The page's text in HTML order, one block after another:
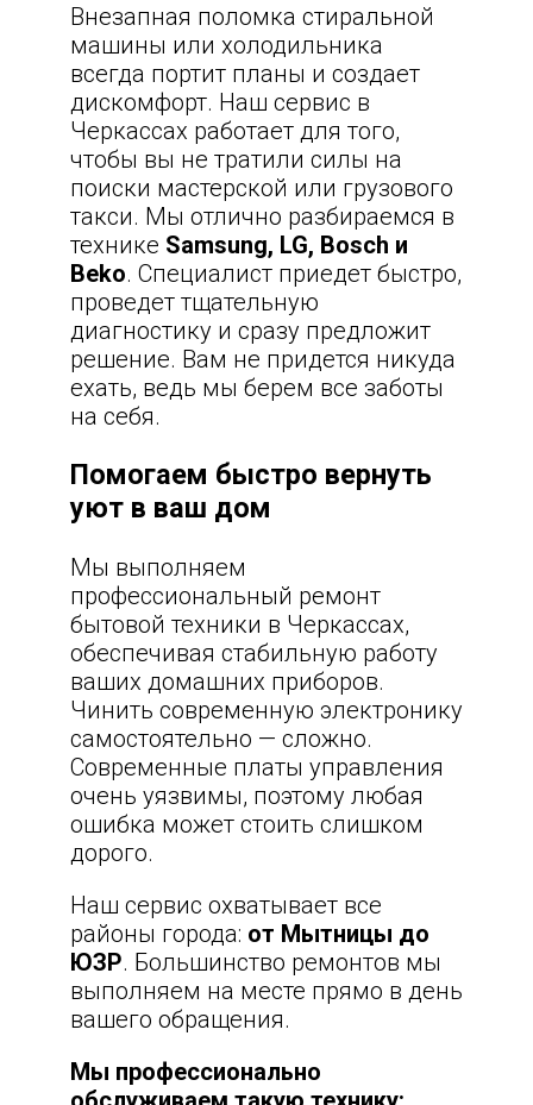
Внезапная поломка стиральной
машины или холодильника
всегда портит планы и создает
дискомфорт. Наш сервис в
Черкассах работает для того,
чтобы вы не тратили силы на
поиски мастерской или грузового
такси. Мы отлично разбираемся в
технике Samsung, LG, Bosch и
Beko. Специалист приедет быстро,
проведет тщательную
диагностику и сразу предложит
решение. Вам не придется никуда
ехать, ведь мы берем все заботы
на себя.
Помогаем быстро вернуть
уют в ваш дом
Мы выполняем
профессиональный ремонт
бытовой техники в Черкассах,
обеспечивая стабильную работу
ваших домашних приборов.
Чинить современную электронику
самостоятельно — сложно.
Современные платы управления
очень уязвимы, поэтому любая
ошибка может стоить слишком
дорого.
Наш сервис охватывает все
районы города: от Мытницы до
ЮЗР. Большинство ремонтов мы
выполняем на месте прямо в день
вашего обращения.
Мы профессионально